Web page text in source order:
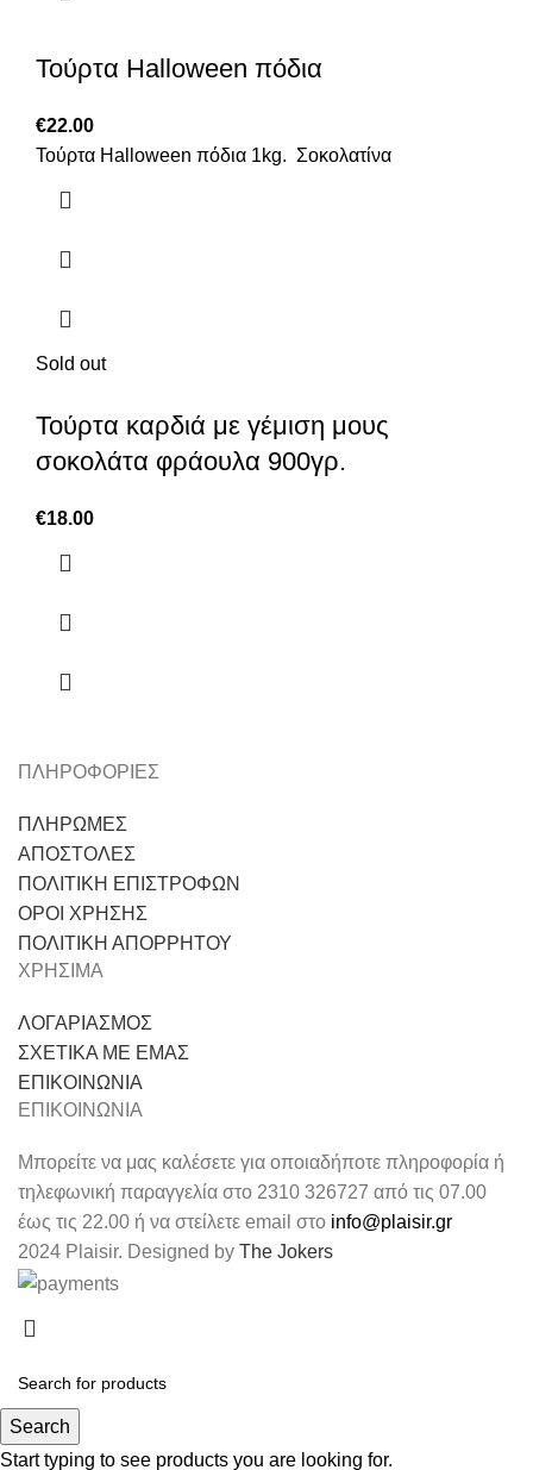
Τούρτα Halloween πόδια
€22.00
Τούρτα Halloween πόδια 1kg. Σοκολατίνα
Sold out
Τούρτα καρδιά με γέμιση μους
σοκολάτα φράουλα 900γρ.
€18.00
ΠΛΗΡΟΦΟΡΙΕΣ
ΠΛΗΡΩΜΕΣ
ΑΠΟΣΤΟΛΕΣ
ΠΟΛΙΤΙΚΗ ΕΠΙΣΤΡΟΦΩΝ
ΟΡΟΙ ΧΡΗΣΗΣ
ΠΟΛΙΤΙΚΗ ΑΠΟΡΡΗΤΟΥ
ΧΡΗΣΙΜΑ
ΛΟΓΑΡΙΑΣΜΟΣ
ΣΧΕΤΙΚΑ ΜΕ ΕΜΑΣ
ΕΠΙΚΟΙΝΩΝΙΑ
ΕΠΙΚΟΙΝΩΝΙΑ
Μπορείτε να μας καλέσετε για οποιαδήποτε πληροφορία ή
τηλεφωνική παραγγελία στο 2310 326727 από τις 07.00
έως τις 22.00 ή να στείλετε email στο info@plaisir.gr
2024 Plaisir. Designed by The Jokers
Search
Start typing to see products you are looking for.